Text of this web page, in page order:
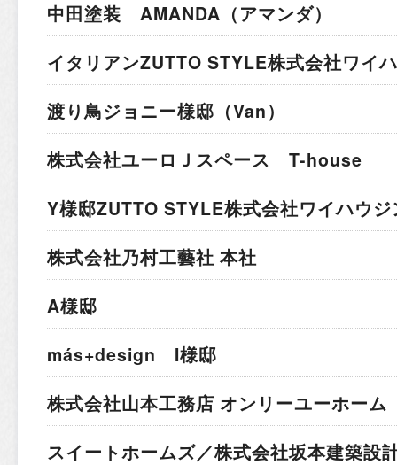
中田塗装 AMANDA（アマンダ）
イタリアンZUTTO STYLE株式会社ワイ
渡り鳥ジョニー様邸（Van）
株式会社ユーロＪスペース T-house
Y様邸ZUTTO STYLE株式会社ワイハウジ
株式会社乃村工藝社 本社
A様邸
más+design I様邸
株式会社山本工務店 オンリーユーホー
スイートホームズ／株式会社坂本建築